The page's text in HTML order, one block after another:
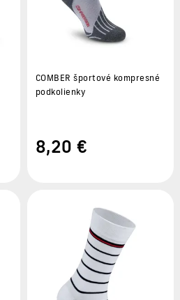
COMBER športové kompresné
podkolienky
8,20 €